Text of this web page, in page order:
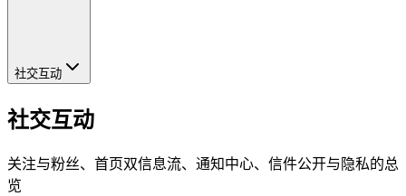
社交互动
社交互动
关注与粉丝、首页双信息流、通知中心、信件公开与隐私的总
览